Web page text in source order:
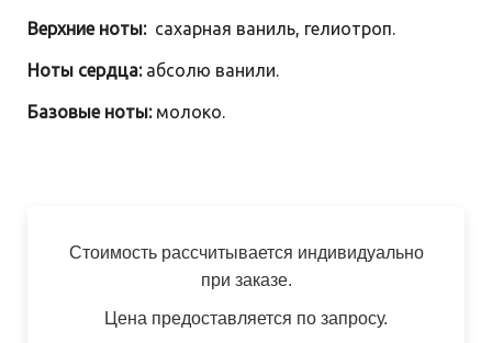
Верхние ноты:сахарная ваниль, гелиотроп.
Ноты сердца:абсолю ванили.
Базовые ноты:молоко.
Стоимость рассчитывается индивидуально
при заказе.
Цена предоставляется по запросу.